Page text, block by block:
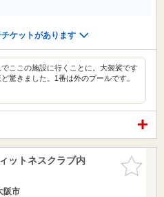
ケットがあります
ここの施設に行くことに。大袈裟です
驚きました。1番は外のプールです。
お気に入
りに追加
ットネスクラブ内
阪市